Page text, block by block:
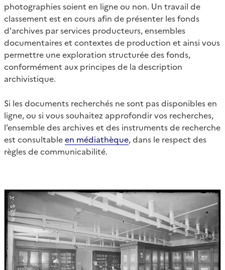
photographies soient en ligne ou non. Un travail de
classement est en cours afin de présenter les fonds
d'archives par services producteurs, ensembles
documentaires et contextes de production et ainsi vous
permettre une exploration structurée des fonds,
conformément aux principes de la description
archivistique.
Si les documents recherchés ne sont pas disponibles en
ligne, ou si vous souhaitez approfondir vos recherches,
l’ensemble des archives et des instruments de recherche
est consultableen médiathèque, dans le respect des
règles de communicabilité.